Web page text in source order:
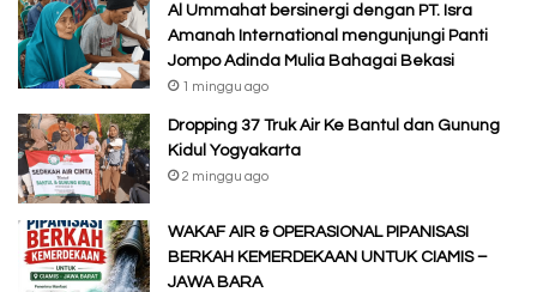
Al Ummahat bersinergi dengan PT. Isra
Amanah International mengunjungi Panti
Jompo Adinda Mulia Bahagai Bekasi
1 minggu ago
Dropping 37 Truk Air Ke Bantul dan Gunung
Kidul Yogyakarta
2 minggu ago
WAKAF AIR & OPERASIONAL PIPANISASI
BERKAH KEMERDEKAAN UNTUK CIAMIS –
JAWA BARA